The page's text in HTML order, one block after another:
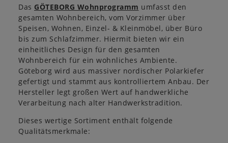
Das GÖTEBORG Wohnprogramm umfasst den
gesamten Wohnbereich, vom Vorzimmer über
Speisen, Wohnen, Einzel- & Kleinmöbel, über Büro
bis zum Schlafzimmer. Hiermit bieten wir ein
einheitliches Design für den gesamten
Wohnbereich für ein wohnliches Ambiente.
Göteborg wird aus massiver nordischer Polarkiefer
gefertigt und stammt aus kontrolliertem Anbau. Der
Hersteller legt großen Wert auf handwerkliche
Verarbeitung nach alter Handwerkstradition.
Dieses wertige Sortiment enthält folgende
Qualitätsmerkmale: